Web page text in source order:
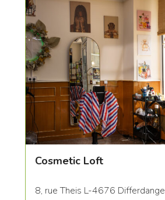
Cosmetic Loft
8, rue Theis L-4676 Differdange